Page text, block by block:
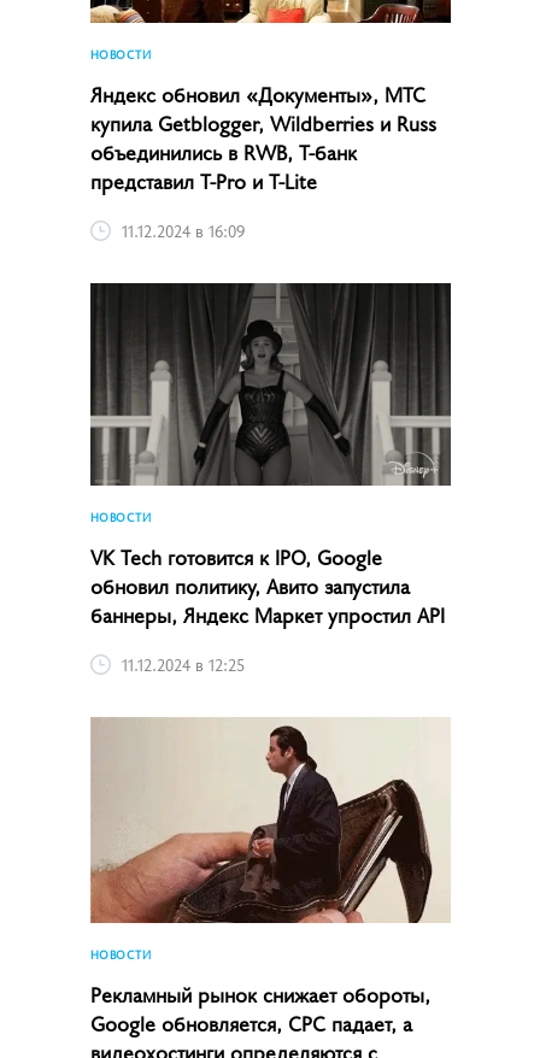
НОВОСТИ
Яндекс обновил «Документы», МТС
купила Getblogger, Wildberries и Russ
объединились в RWB, Т-банк
представил T-Pro и T-Lite
11.12.2024 в 16:09
НОВОСТИ
VK Tech готовится к IPO, Google
обновил политику, Авито запустила
баннеры, Яндекс Маркет упростил API
11.12.2024 в 12:25
НОВОСТИ
Рекламный рынок снижает обороты,
Google обновляется, CPC падает, а
видеохостинги определяются с